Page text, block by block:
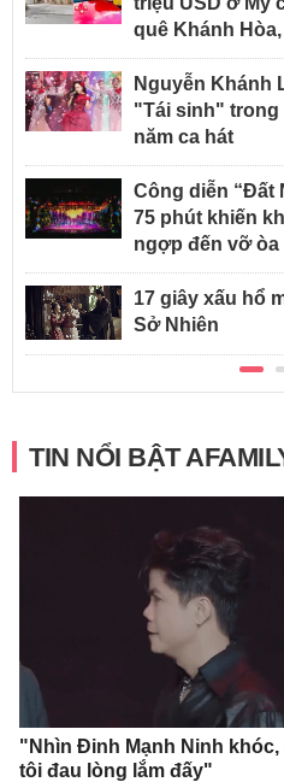
quê Khánh Hòa,
Nguyễn Khánh
"Tái sinh" trong
năm ca hát
Công diễn “Đất
75 phút khiến
ngợp đến vỡ òa
17 giây xấu hổ
Sở Nhiên
TIN NỔI BẬT
"Nhìn Đinh Mạnh Ninh khóc,
tôi đau lòng lắm đấy"